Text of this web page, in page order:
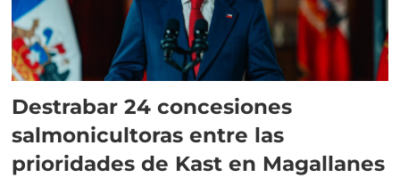
Destrabar 24 concesiones
salmonicultoras entre las
prioridades de Kast en Magallanes